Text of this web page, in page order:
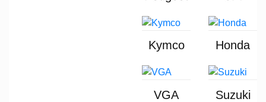
Kymco Honda
VGA Suzuki